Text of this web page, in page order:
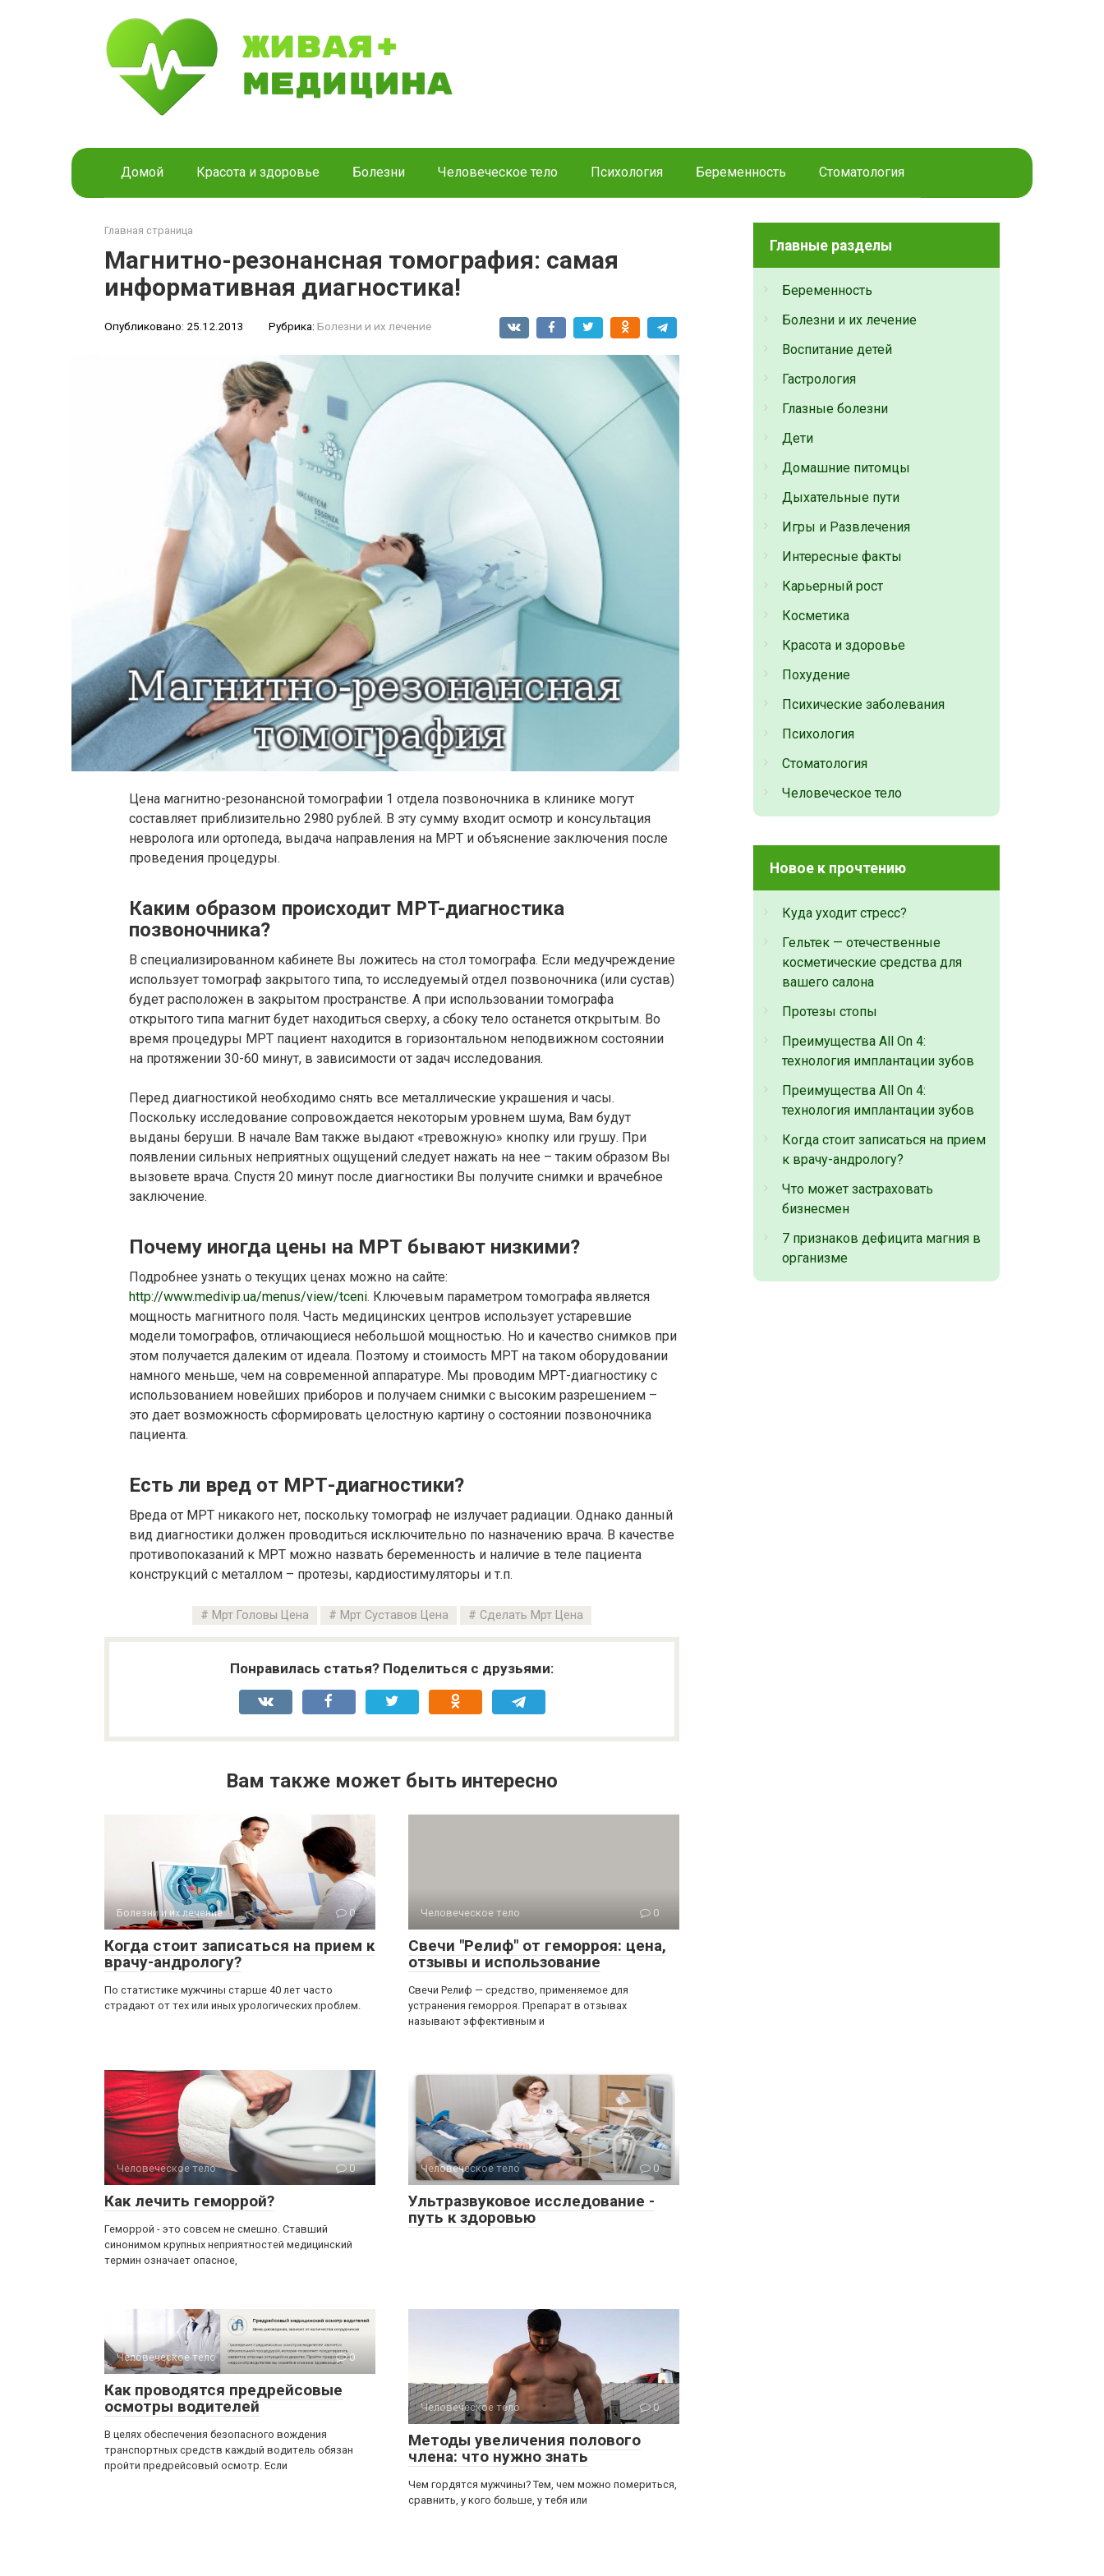
Домой Красота и здоровье Болезни Человеческое тело Психология Беременность Стоматология
Главная страница
Магнитно-резонансная томография: самая
информативная диагностика!
Опубликовано: 25.12.2013 Рубрика: Болезни и их лечение
Цена магнитно-резонансной томографии 1 отдела позвоночника в клинике могут
составляет приблизительно 2980 рублей. В эту сумму входит осмотр и консультация
невролога или ортопеда, выдача направления на МРТ и объяснение заключения после
проведения процедуры.
Каким образом происходит MPT-диагностика
позвоночника?
В специализированном кабинете Вы ложитесь на стол томографа. Если медучреждение
использует томограф закрытого типа, то исследуемый отдел позвоночника (или сустав)
будет расположен в закрытом пространстве. А при использовании томографа
открытого типа магнит будет находиться сверху, а сбоку тело останется открытым. Во
время процедуры МРТ пациент находится в горизонтальном неподвижном состоянии
на протяжении 30-60 минут, в зависимости от задач исследования.
Перед диагностикой необходимо снять все металлические украшения и часы.
Поскольку исследование сопровождается некоторым уровнем шума, Вам будут
выданы беруши. В начале Вам также выдают «тревожную» кнопку или грушу. При
появлении сильных неприятных ощущений следует нажать на нее – таким образом Вы
вызовете врача. Спустя 20 минут после диагностики Вы получите снимки и врачебное
заключение.
Почему иногда цены на МРТ бывают низкими?
Подробнее узнать о текущих ценах можно на сайте:
http://www.medivip.ua/menus/view/tceni. Ключевым параметром томографа является
мощность магнитного поля. Часть медицинских центров использует устаревшие
модели томографов, отличающиеся небольшой мощностью. Но и качество снимков при
этом получается далеким от идеала. Поэтому и стоимость МРТ на таком оборудовании
намного меньше, чем на современной аппаратуре. Мы проводим МРТ-диагностику с
использованием новейших приборов и получаем снимки с высоким разрешением –
это дает возможность сформировать целостную картину о состоянии позвоночника
пациента.
Есть ли вред от МРТ-диагностики?
Вреда от МРТ никакого нет, поскольку томограф не излучает радиации. Однако данный
вид диагностики должен проводиться исключительно по назначению врача. В качестве
противопоказаний к МРТ можно назвать беременность и наличие в теле пациента
конструкций с металлом – протезы, кардиостимуляторы и т.п.
Мрт Головы Цена Мрт Суставов Цена Сделать Мрт Цена
Понравилась статья? Поделиться с друзьями:
Вам также может быть интересно
Болезни и их лечение 0
Когда стоит записаться на прием к
врачу-андрологу?
По статистике мужчины старше 40 лет часто
страдают от тех или иных урологических проблем.
Человеческое тело 0
Свечи "Релиф" от геморроя: цена,
отзывы и использование
Свечи Релиф — средство, применяемое для
устранения геморроя. Препарат в отзывах
называют эффективным и
Человеческое тело 0
Как лечить геморрой?
Геморрой - это совсем не смешно. Ставший
синонимом крупных неприятностей медицинский
термин означает опасное,
Человеческое тело 0
Ультразвуковое исследование -
путь к здоровью
Человеческое тело 0
Как проводятся предрейсовые
осмотры водителей
В целях обеспечения безопасного вождения
транспортных средств каждый водитель обязан
пройти предрейсовый осмотр. Если
Человеческое тело 0
Методы увеличения полового
члена: что нужно знать
Чем гордятся мужчины? Тем, чем можно помериться,
сравнить, у кого больше, у тебя или
Главные разделы
Беременность
Болезни и их лечение
Воспитание детей
Гастрология
Глазные болезни
Дети
Домашние питомцы
Дыхательные пути
Игры и Развлечения
Интересные факты
Карьерный рост
Косметика
Красота и здоровье
Похудение
Психические заболевания
Психология
Стоматология
Человеческое тело
Новое к прочтению
Куда уходит стресс?
Гельтек — отечественные
косметические средства для
вашего салона
Протезы стопы
Преимущества All On 4:
технология имплантации зубов
Преимущества All On 4:
технология имплантации зубов
Когда стоит записаться на прием
к врачу-андрологу?
Что может застраховать
бизнесмен
7 признаков дефицита магния в
организме